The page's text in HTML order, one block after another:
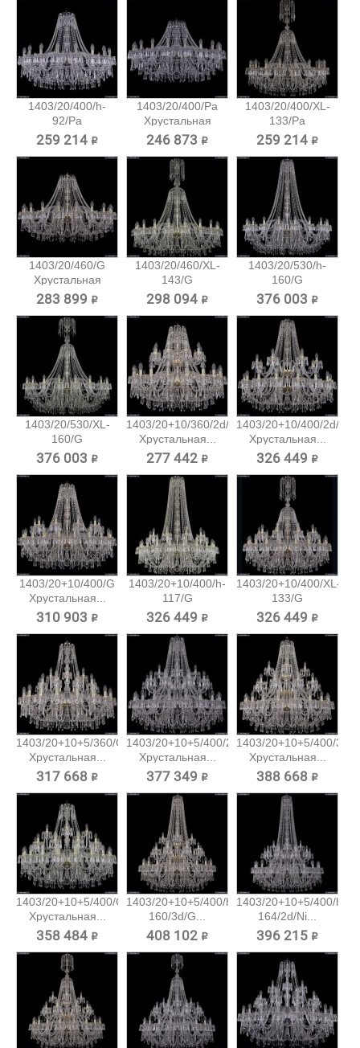
1403/20/400/h-
92/Pa
Хрустальная...
259 214 ₽
1403/20/400/Pa
Хрустальная
подвесная...
246 873 ₽
1403/20/400/XL-
133/Pa
Хрустальная...
259 214 ₽
1403/20/460/G
Хрустальная
подвесная...
283 899 ₽
1403/20/460/XL-
143/G
Хрустальная...
298 094 ₽
1403/20/530/h-
160/G
Хрустальная...
376 003 ₽
1403/20/530/XL-
160/G
Хрустальная...
376 003 ₽
1403/20+10/360/2d/G
Хрустальная...
277 442 ₽
1403/20+10/400/2d/G
Хрустальная...
326 449 ₽
1403/20+10/400/G
Хрустальная...
310 903 ₽
1403/20+10/400/h-
117/G
Хрустальная...
326 449 ₽
1403/20+10/400/XL-
133/G
Хрустальная...
326 449 ₽
1403/20+10+5/360/G
Хрустальная...
317 668 ₽
1403/20+10+5/400/2d/Ni
Хрустальная...
377 349 ₽
1403/20+10+5/400/3d/G
Хрустальная...
388 668 ₽
1403/20+10+5/400/G
Хрустальная...
358 484 ₽
1403/20+10+5/400/h-
160/3d/G...
408 102 ₽
1403/20+10+5/400/h-
164/2d/Ni...
396 215 ₽